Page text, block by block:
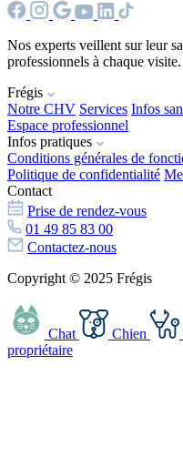
Nos experts veillent sur leur
professionnels à chaque visite.
Frégis
Notre CHV Services Infos
Espace professionnel
Infos pratiques
Conditions générales de
Politique de confidentialité
Contact
Prise de rendez-vous
01 49 85 83 00
Contactez-nous
Copyright © 2025 Frégis
Chat Chien
propriétaire